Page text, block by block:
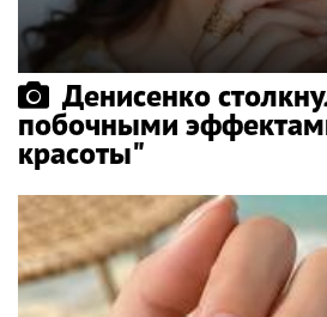
Денисенко
побочными
красоты"